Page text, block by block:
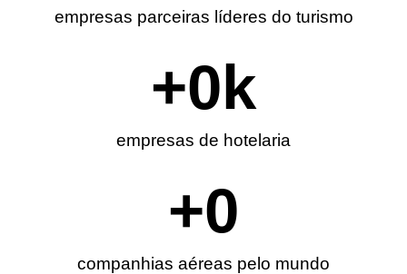
empresas parceiras líderes do turismo
empresas de hotelaria
+0k
companhias aéreas pelo mundo
+0